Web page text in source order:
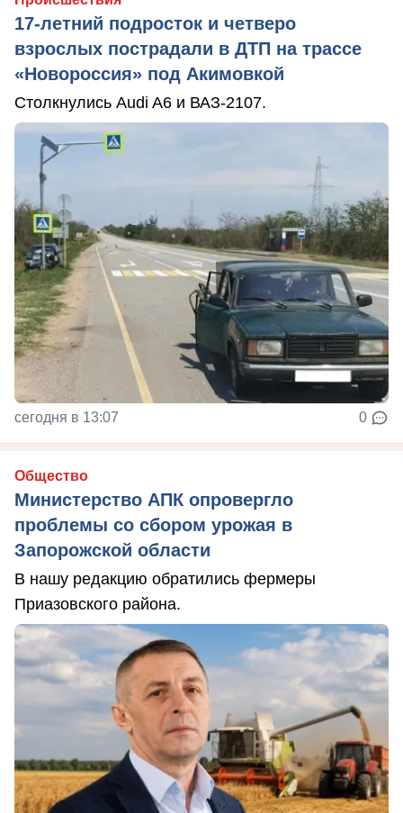
17-летний подросток и четверо
взрослых пострадали в ДТП на трассе
«Новороссия» под Акимовкой
Столкнулись Audi A6 и ВАЗ-2107.
сегодня в 13:07 0
Общество
Министерство АПК опровергло
проблемы со сбором урожая в
Запорожской области
В нашу редакцию обратились фермеры
Приазовского района.